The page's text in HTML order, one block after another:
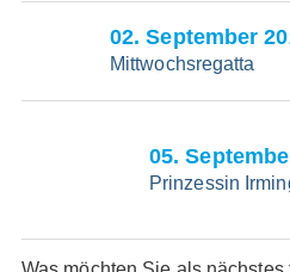
02. September
Mittwochsregatta
05.
Prinzessin